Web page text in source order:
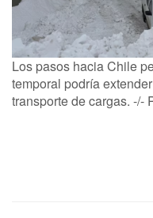
Los pasos hacia Chile
temporal podría
transporte de cargas. -/-